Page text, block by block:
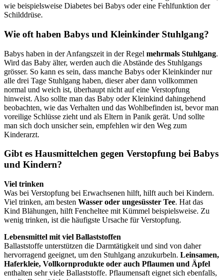
wie beispielsweise Diabetes bei Babys oder eine Fehlfunktion der
Schilddrüse.
Wie oft haben Babys und Kleinkinder Stuhlgang?
Babys haben in der Anfangszeit in der Regel mehrmals Stuhlgang.
Wird das Baby älter, werden auch die Abstände des Stuhlgangs
grösser. So kann es sein, dass manche Babys oder Kleinkinder nur
alle drei Tage Stuhlgang haben, dieser aber dann vollkommen
normal und weich ist, überhaupt nicht auf eine Verstopfung
hinweist. Also sollte man das Baby oder Kleinkind dahingehend
beobachten, wie das Verhalten und das Wohlbefinden ist, bevor man
voreilige Schlüsse zieht und als Eltern in Panik gerät. Und sollte
man sich doch unsicher sein, empfehlen wir den Weg zum
Kinderarzt.
Gibt es Hausmittelchen gegen Verstopfung bei Babys
und Kindern?
Viel trinken
Was bei Verstopfung bei Erwachsenen hilft, hilft auch bei Kindern.
Viel trinken, am besten Wasser oder ungesüsster Tee. Hat das
Kind Blähungen, hilft Fencheltee mit Kümmel beispielsweise. Zu
wenig trinken, ist die häufigste Ursache für Verstopfung.
Lebensmittel mit viel Ballaststoffen
Ballaststoffe unterstützen die Darmtätigkeit und sind von daher
hervorragend geeignet, um den Stuhlgang anzukurbeln. Leinsamen,
Haferkleie, Vollkornprodukte oder auch Pflaumen und Äpfel
enthalten sehr viele Ballaststoffe. Pflaumensaft eignet sich ebenfalls,